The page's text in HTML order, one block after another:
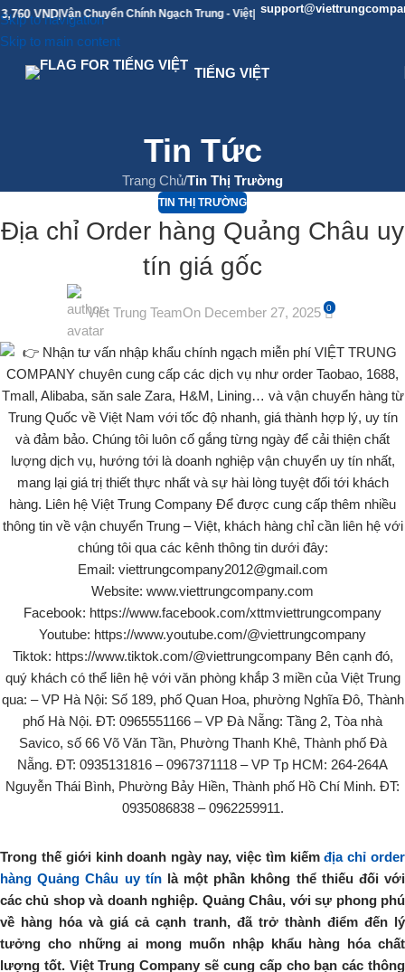
Skip to navigation
Skip to main content
|Vận Chuyển Chính Ngạch Trung - Việt|
TIẾNG VIỆT
Tin Tức
Trang Chủ/Tin Thị Trường
TIN THỊ TRƯỜNG
Địa chỉ Order hàng Quảng Châu uy
tín giá gốc
Viet Trung TeamOn December 27, 2025 0
Trong thế giới kinh doanh ngày nay, việc tìm kiếm địa chỉ order
hàng Quảng Châu uy tín là một phần không thể thiếu đối với
các chủ shop và doanh nghiệp. Quảng Châu, với sự phong phú
về hàng hóa và giá cả cạnh tranh, đã trở thành điểm đến lý
tưởng cho những ai mong muốn nhập khẩu hàng hóa chất
lượng tốt. Việt Trung Company sẽ cung cấp cho bạn các thông